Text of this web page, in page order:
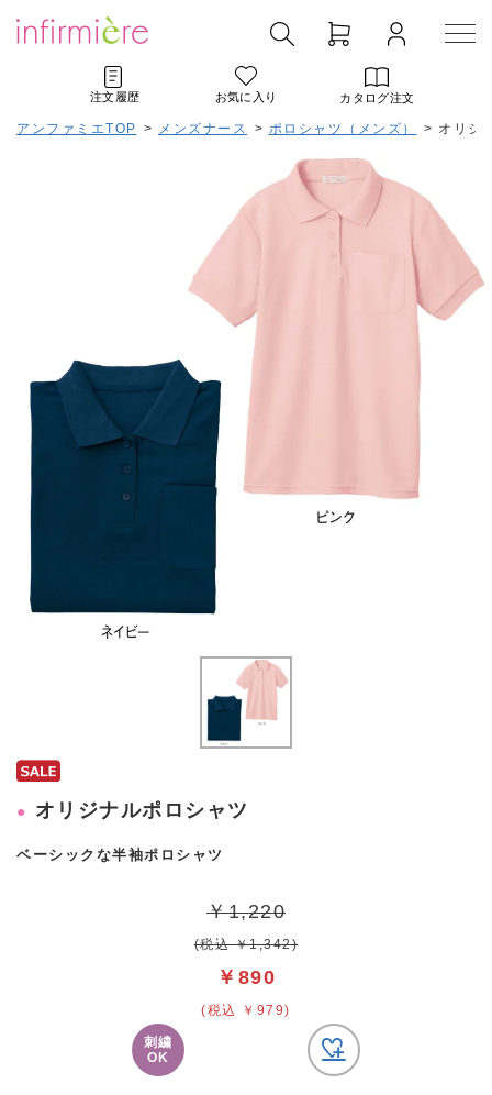
注文履歴 お気に入り カタログ注文
アンファミエTOP > メンズナース > ポロシャツ（メンズ） > オリジ
オリジナルポロシャツ
ベーシックな半袖ポロシャツ
￥1,220
(税込 ￥1,342)
￥890
(税込 ￥979)
刺繍
OK